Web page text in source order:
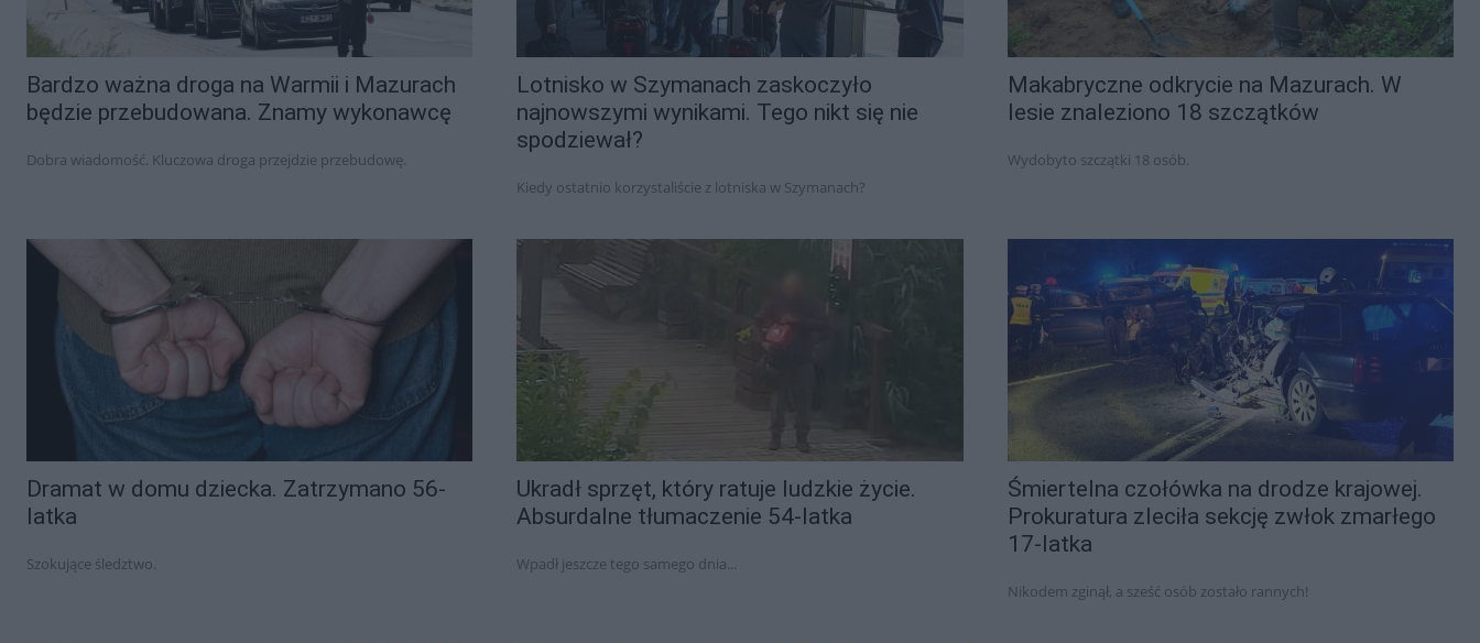
Bardzo ważna droga na Warmii i Mazurach
będzie przebudowana. Znamy wykonawcę
Dobra wiadomość. Kluczowa droga przejdzie przebudowę.
Lotnisko w Szymanach zaskoczyło
najnowszymi wynikami. Tego nikt się nie
spodziewał?
Kiedy ostatnio korzystaliście z lotniska w Szymanach?
Makabryczne odkrycie na Mazurach. W
lesie znaleziono 18 szczątków
Wydobyto szczątki 18 osób.
Dramat w domu dziecka. Zatrzymano 56-
latka
Szokujące śledztwo.
Ukradł sprzęt, który ratuje ludzkie życie.
Absurdalne tłumaczenie 54-latka
Wpadł jeszcze tego samego dnia...
Śmiertelna czołówka na drodze krajowej.
Prokuratura zleciła sekcję zwłok zmarłego
17-latka
Nikodem zginął, a sześć osób zostało rannych!